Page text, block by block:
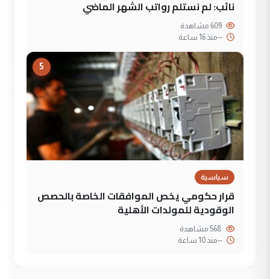
نائب: لم نستلم رواتب الشهر الماضي
--منذ 16 ساعة
5
سياسية
قرار حكومي يخص الموافقات الخاصة بالحصص
الوقودية للمولدات الأهلية
--منذ 10 ساعة